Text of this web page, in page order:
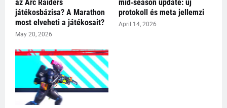
az Arc Raiders
játékosbázisa? A Marathon
most elveheti a játékosait?
May 20, 2026
mid‑season update: új
protokoll és meta jellemzi
April 14, 2026